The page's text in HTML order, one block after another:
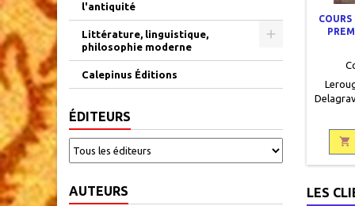
l'antiquité
Littérature, linguistique,
philosophie moderne
Calepinus Éditions
ÉDITEURS
AUTEURS
112
pages,
tome I
tome II
frotté,

LES